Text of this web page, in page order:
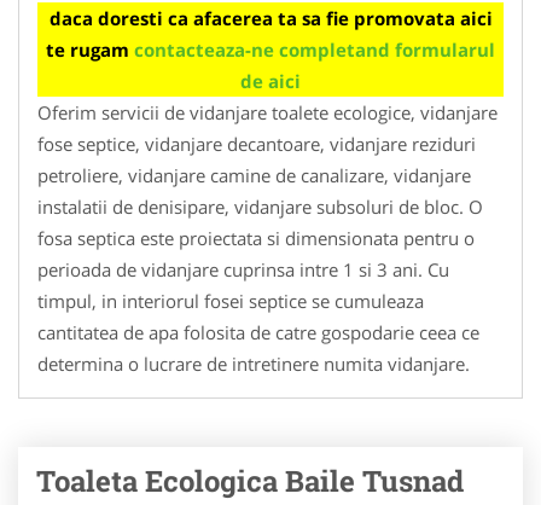
daca doresti ca afacerea ta sa fie promovata aici
te rugam contacteaza-ne completand formularul
de aici
Oferim servicii de vidanjare toalete ecologice, vidanjare
fose septice, vidanjare decantoare, vidanjare reziduri
petroliere, vidanjare camine de canalizare, vidanjare
instalatii de denisipare, vidanjare subsoluri de bloc. O
fosa septica este proiectata si dimensionata pentru o
perioada de vidanjare cuprinsa intre 1 si 3 ani. Cu
timpul, in interiorul fosei septice se cumuleaza
cantitatea de apa folosita de catre gospodarie ceea ce
determina o lucrare de intretinere numita vidanjare.
Toaleta Ecologica Baile Tusnad